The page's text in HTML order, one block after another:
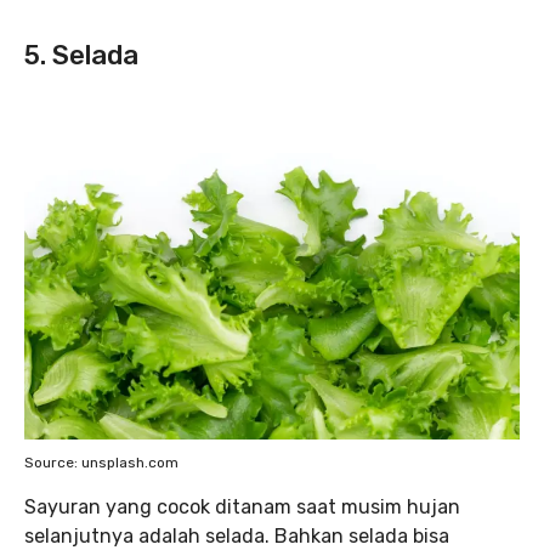
5. Selada
Source: unsplash.com
Sayuran yang cocok ditanam saat musim hujan
selanjutnya adalah selada. Bahkan selada bisa